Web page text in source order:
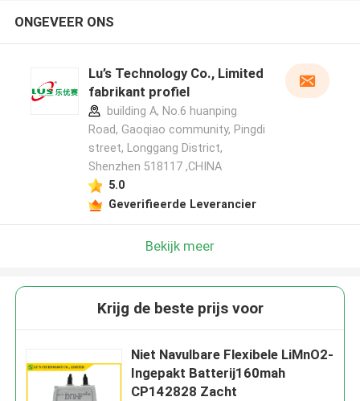
ONGEVEER ONS
Lu’s Technology Co., Limited
fabrikant profiel
building A, No.6 huanping
Road, Gaoqiao community, Pingdi
street, Longgang District,
Shenzhen 518117 ,CHINA
5.0
Geverifieerde Leverancier
Bekijk meer
Krijg de beste prijs voor
Niet Navulbare Flexibele LiMnO2-
Ingepakt Batterij160mah
CP142828 Zacht